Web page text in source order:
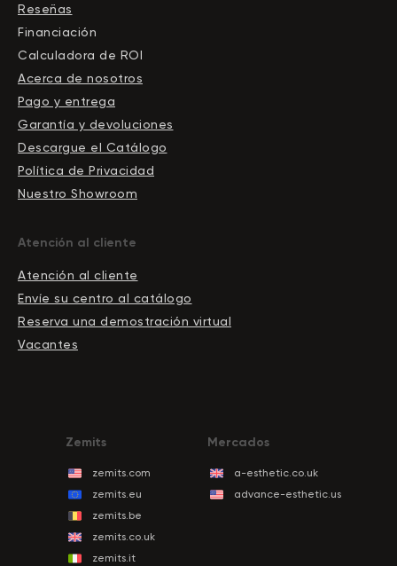
Reseñas
Financiación
Calculadora de ROI
Acerca de nosotros
Pago y entrega
Garantía y devoluciones
Descargue el Сatálogo
Política de Privacidad
Nuestro Showroom
Atención al cliente
Atención al cliente
Envíe su centro al catálogo
Reserva una demostración virtual
Vacantes
zemits.com
zemits.eu
zemits.be
zemits.co.uk
zemits.it
Zemits
a-esthetic.co.uk
advance-esthetic.us
Mercados